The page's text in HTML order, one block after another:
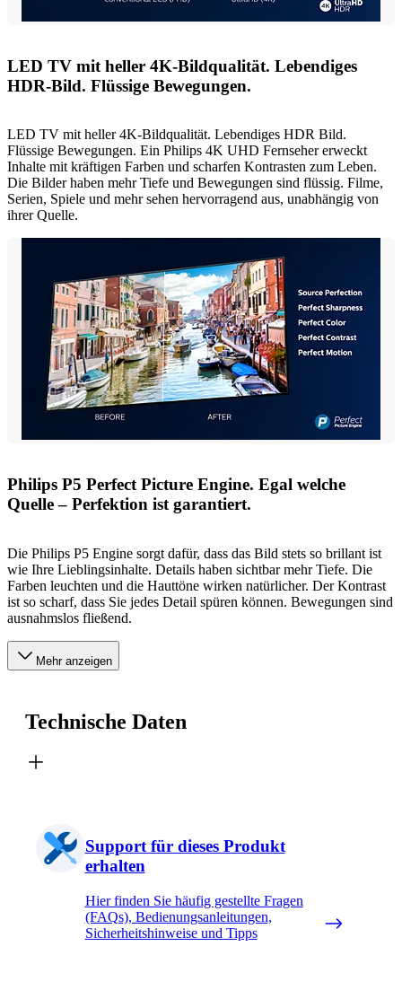
LED TV mit heller 4K-Bildqualität. Lebendiges
HDR-Bild. Flüssige Bewegungen.
LED TV mit heller 4K-Bildqualität. Lebendiges HDR Bild.
Flüssige Bewegungen. Ein Philips 4K UHD Fernseher erweckt
Inhalte mit kräftigen Farben und scharfen Kontrasten zum Leben.
Die Bilder haben mehr Tiefe und Bewegungen sind flüssig. Filme,
Serien, Spiele und mehr sehen hervorragend aus, unabhängig von
ihrer Quelle.
Philips P5 Perfect Picture Engine. Egal welche
Quelle – Perfektion ist garantiert.
Die Philips P5 Engine sorgt dafür, dass das Bild stets so brillant ist
wie Ihre Lieblingsinhalte. Details haben sichtbar mehr Tiefe. Die
Farben leuchten und die Hauttöne wirken natürlicher. Der Kontrast
ist so scharf, dass Sie jedes Detail spüren können. Bewegungen sind
ausnahmslos fließend.
Mehr anzeigen
Technische Daten
Support für dieses Produkt
erhalten
Hier finden Sie häufig gestellte Fragen
(FAQs), Bedienungsanleitungen,
Sicherheitshinweise und Tipps